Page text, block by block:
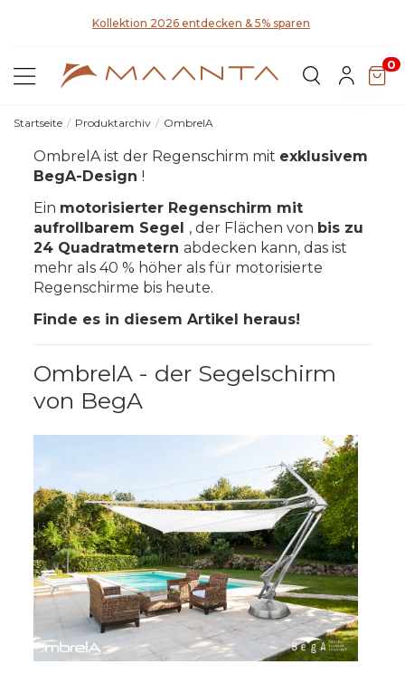
Kollektion 2026 entdecken & 5% sparen
0
Startseite Produktarchiv OmbrelA
OmbrelA ist der Regenschirm mit exklusivem
BegA-Design !
Ein motorisierter Regenschirm mit
aufrollbarem Segel , der Flächen von bis zu
24 Quadratmetern abdecken kann, das ist
mehr als 40 % höher als für motorisierte
Regenschirme bis heute.
Finde es in diesem Artikel heraus!
OmbrelA - der Segelschirm
von BegA